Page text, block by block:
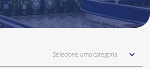
Selecione uma categoria